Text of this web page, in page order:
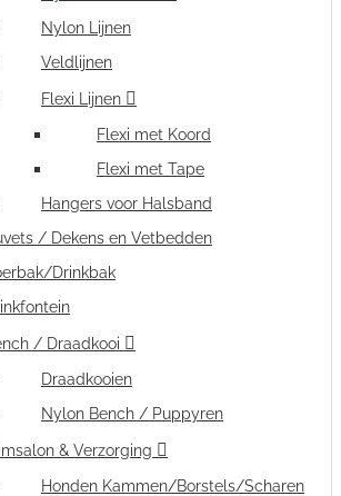
Nylon Lijnen
Veldlijnen
Flexi Lijnen
Flexi met Koord
Flexi met Tape
Hangers voor Halsband
/ Dekens en Vetbedden
Drinkbak
/ Draadkooi
Draadkooien
Nylon Bench / Puppyren
& Verzorging
Honden Kammen/Borstels/Scharen